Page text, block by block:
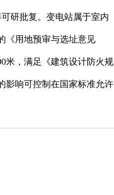
研批复。变电站属于室内
《用地预审与选址意见
米，满足《建筑设计防火规
影响可控制在国家标准允许